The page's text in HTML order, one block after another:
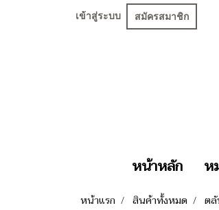
เข้าสู่ระบบ สมัครสมาชิก
หน้าหลัก ห
หน้าแรก สินค้าทั้งหมด ต